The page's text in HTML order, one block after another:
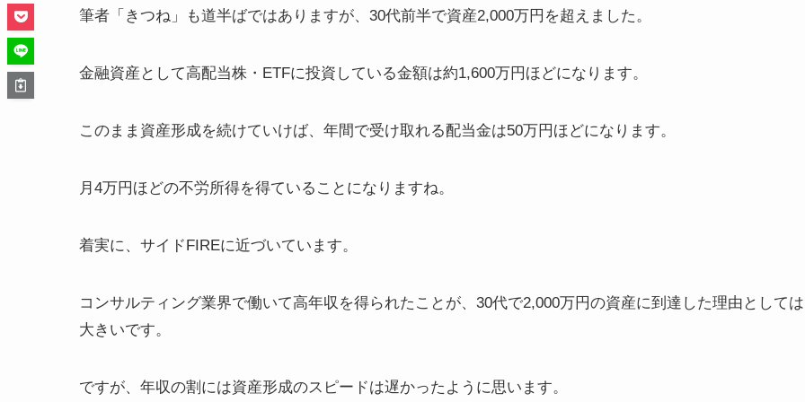
筆者「きつね」も道半ばではありますが、30代前半で資産2,000万円を超えました。
金融資産として高配当株・ETFに投資している金額は約1,600万円ほどになります。
このまま資産形成を続けていけば、年間で受け取れる配当金は50万円ほどになります。
月4万円ほどの不労所得を得ていることになりますね。
着実に、サイドFIREに近づいています。
コンサルティング業界で働いて高年収を得られたことが、30代で2,000万円の資産に到達した理由としては
大きいです。
ですが、年収の割には資産形成のスピードは遅かったように思います。